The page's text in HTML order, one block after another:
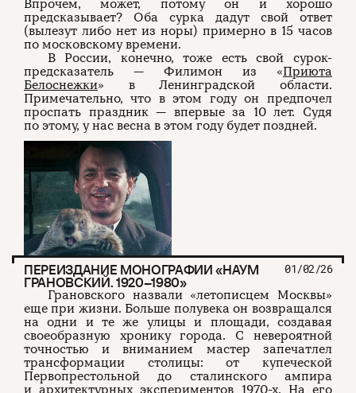
Впрочем, может, потому он и хорошо
предсказывает? Оба сурка дадут свой ответ
(вылезут либо нет из норы) примерно в 15 часов
по московскому времени.
В России, конечно, тоже есть свой сурок-
предсказатель — Филимон из «Приюта
Белоснежки» в Ленинградской области.
Примечательно, что в этом году он предпочел
проспать праздник — впервые за 10 лет. Судя
по этому, у нас весна в этом году будет поздней.
ПЕРЕИЗДАНИЕ МОНОГРАФИИ «НАУМ
ГРАНОВСКИЙ. 1920–1980»
01/02/26
Грановского назвали «летописцем Москвы»
еще при жизни. Больше полувека он возвращался
на одни и те же улицы и площади, создавая
своеобразную хронику города. С невероятной
точностью и вниманием мастер запечатлел
трансформации столицы: от купеческой
Первопрестольной до сталинского ампира
и архитектурных экспериментов 1970-х. На его